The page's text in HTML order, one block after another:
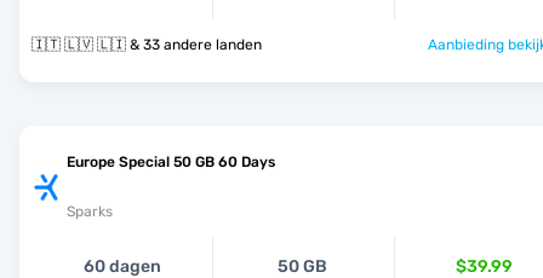
🇮🇹 🇱🇻 🇱🇮 & 33 andere landen Aanbieding
Europe Special 50 GB 60 Days
Sparks
60 dagen 50 GB $39.99